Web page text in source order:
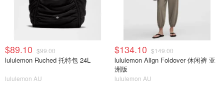
$89.10 $99.00
lululemon Ruched 托特包 24L
lululemon AU
$134.10 $149.00
lululemon Align Foldover 休闲裤 亚
洲版
lululemon AU